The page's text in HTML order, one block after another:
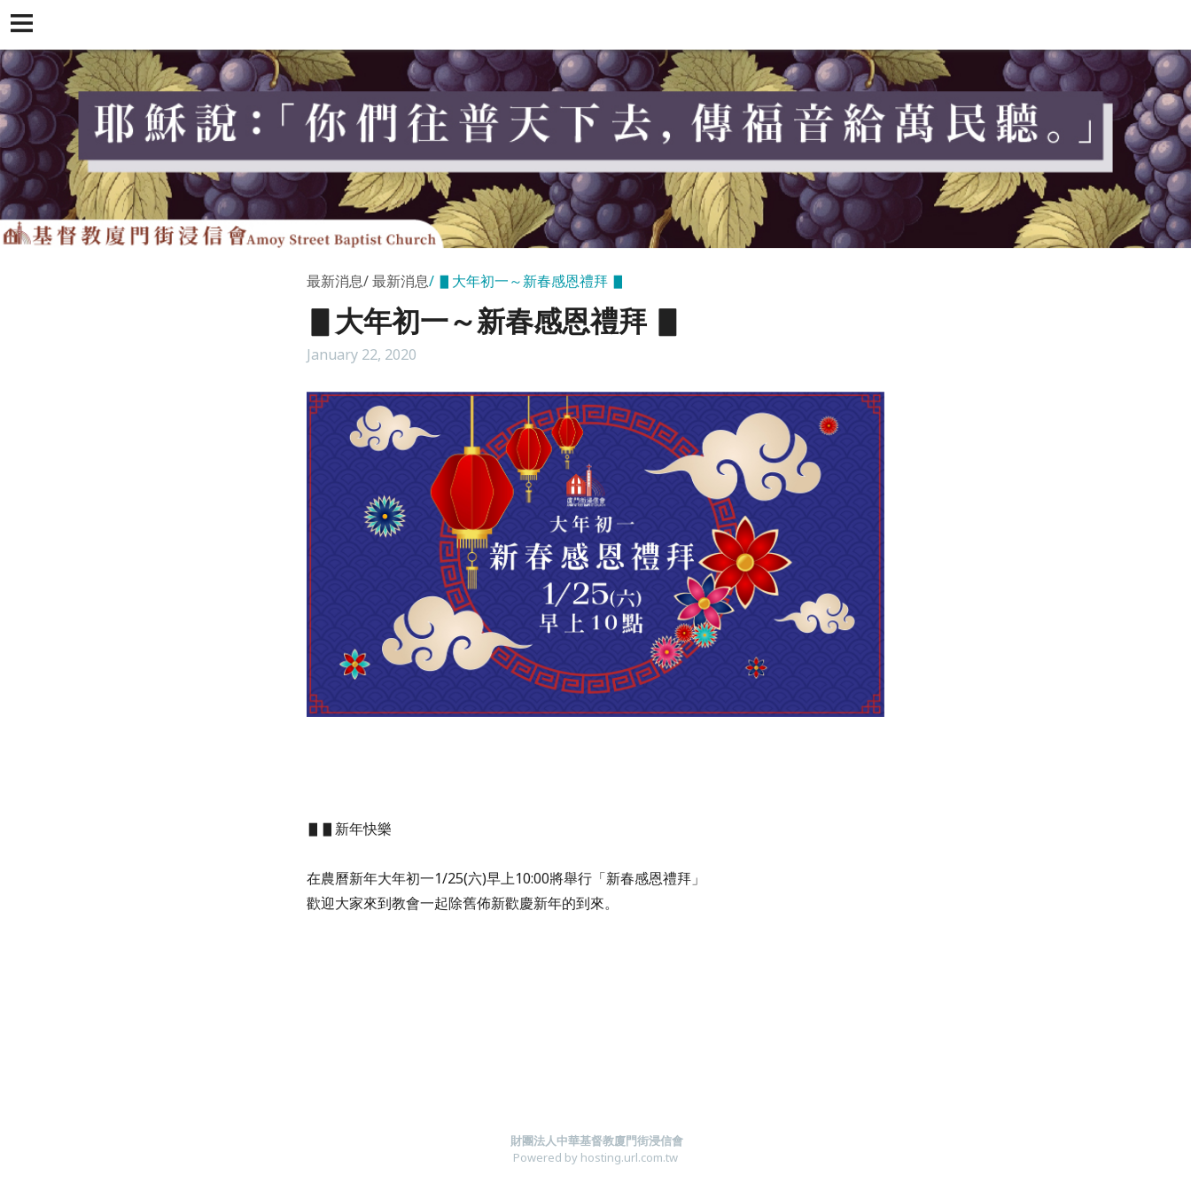
最新消息 最新消息 ▋大年初一～新春感恩禮拜 ▋
▋大年初一～新春感恩禮拜 ▋
January 22, 2020
▋▋ 新年快樂
在農曆新年大年初一1/25(六)早上10:00將舉行「新春感恩禮拜」
歡迎大家來到教會一起除舊佈新歡慶新年的到來。
財團法人中華基督教廈門街浸信會
Powered by hosting.url.com.tw